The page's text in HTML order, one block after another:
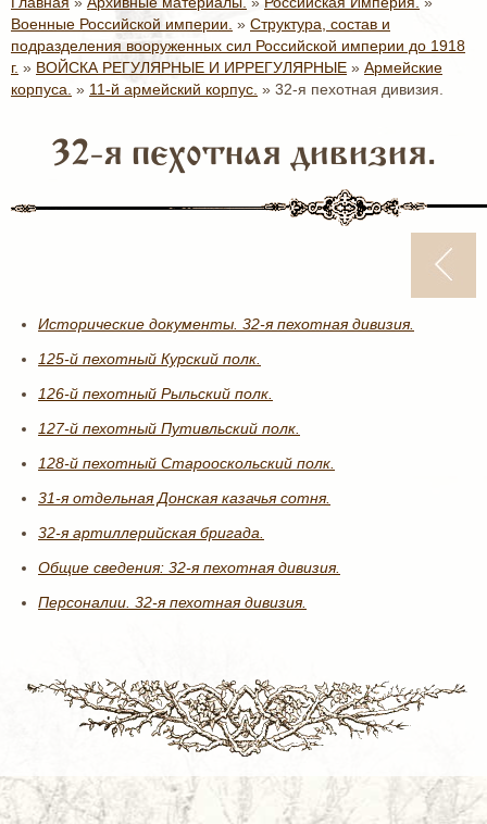
Военные Российской империи. » Структура, состав и
подразделения вооруженных сил Российской империи до 1918
г. » ВОЙСКА РЕГУЛЯРНЫЕ И ИРРЕГУЛЯРНЫЕ » Армейские
корпуса. » 11-й армейский корпус. » 32-я пехотная дивизия.
32-я пехотная дивизия.
Исторические документы. 32-я пехотная дивизия.
125-й пехотный Курский полк.
126-й пехотный Рыльский полк.
127-й пехотный Путивльский полк.
128-й пехотный Старооскольский полк.
31-я отдельная Донская казачья сотня.
32-я артиллерийская бригада.
Общие сведения: 32-я пехотная дивизия.
Персоналии. 32-я пехотная дивизия.